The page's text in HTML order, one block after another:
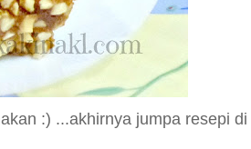
:) ...akhirnya jumpa resepi di